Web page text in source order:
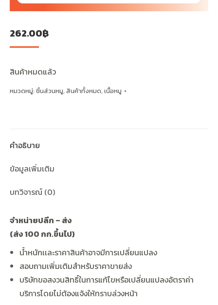
262.00฿
สินค้าหมดแล้ว
หมวดหมู่: ชิ้นส่วนหมู, สินค้าทั้งหมด, เนื้อหมู
คำอธิบาย
ข้อมูลเพิ่มเติม
บทวิจารณ์ (0)
จำหน่ายปลีก – ส่ง
(ส่ง100 กก.ขึ้นไป)
น้ำหนักเเละราคาสินค้าอาจมีการเปลี่ยนแปลง
สอบถามเพิ่มเติมสำหรับราคาขายส่ง
บริษัทขอสงวนสิทธิ์ในการแก้ไขหรือเปลี่ยนแปลงอัตราค่า
บริการโดยไม่ต้องแจ้งให้ทราบล่วงหน้า